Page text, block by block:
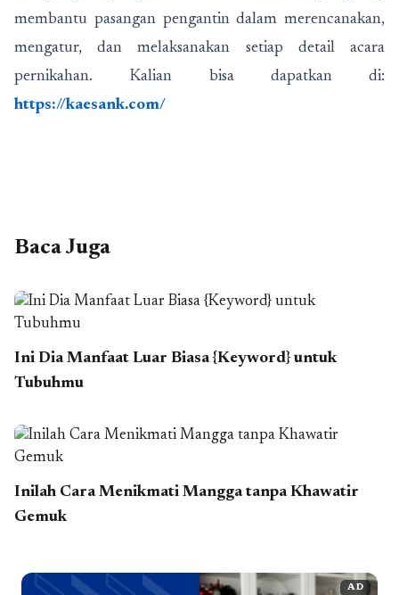
membantu pasangan pengantin dalam merencanakan,
mengatur, dan melaksanakan setiap detail acara
pernikahan. Kalian bisa dapatkan di:
https://kaesank.com/
Baca Juga
Ini Dia Manfaat Luar Biasa {Keyword} untuk
Tubuhmu
Inilah Cara Menikmati Mangga tanpa Khawatir
Gemuk
AD